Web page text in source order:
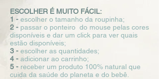
ESCOLHER É MUITO FÁCIL:
1 - escolher o tamanho da roupinha;
2 - passar o ponteiro do mouse pelas cores
disponíveis e dar um click para ver quais
estão disponíveis;
3 - escolher as quantidades;
4 - adicionar ao carrinho;
5 - receber um produto 100% natural que
cuida da saúde do planeta e do bebê.